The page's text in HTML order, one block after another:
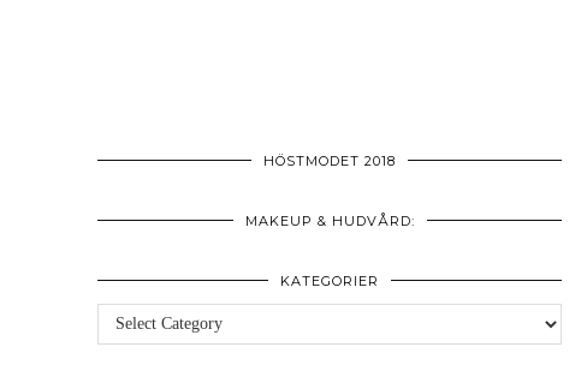
HÖSTMODET 2018
MAKEUP & HUDVÅRD:
KATEGORIER
Kategorier